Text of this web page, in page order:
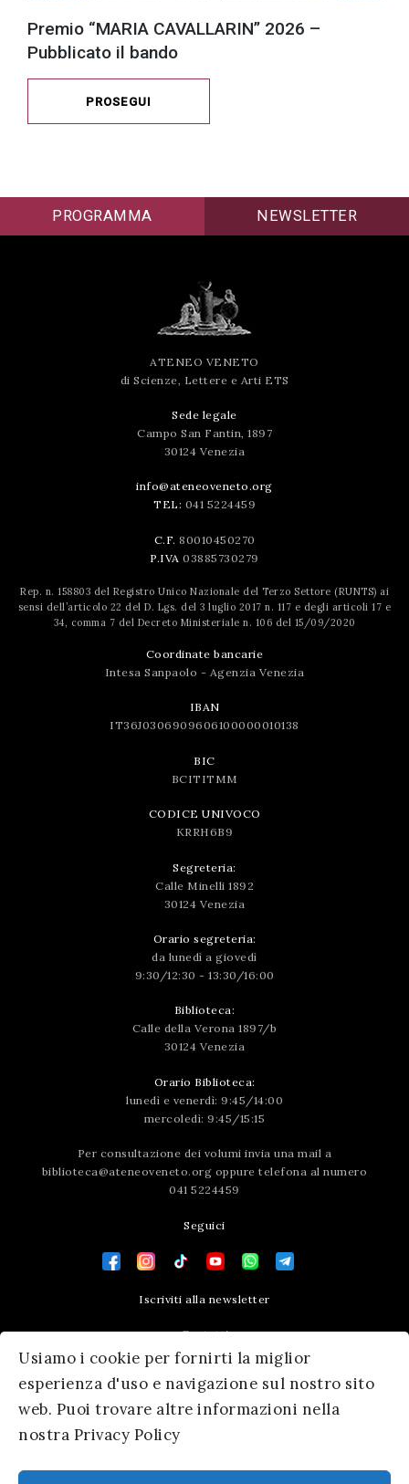
Usiamo i cookie per fornirti la miglior
esperienza d'uso e navigazione sul nostro sito
web. Puoi trovare altre informazioni nella
nostra Privacy Policy
Premio “MARIA CAVALLARIN” 2026 –
Pubblicato il bando
PROSEGUI
PROGRAMMA NEWSLETTER
ATENEO VENETO
di Scienze, Lettere e Arti ETS
Sede legale
Campo San Fantin, 1897
30124 Venezia
info@ateneoveneto.org
TEL: 041 5224459
C.F. 80010450270
P.IVA 03885730279
Rep. n. 158803 del Registro Unico Nazionale del Terzo Settore (RUNTS) ai
sensi dell’articolo 22 del D. Lgs. del 3 luglio 2017 n. 117 e degli articoli 17 e
34, comma 7 del Decreto Ministeriale n. 106 del 15/09/2020
Coordinate bancarie
Intesa Sanpaolo - Agenzia Venezia
IBAN
IT36J0306909606100000010138
BIC
BCITITMM
CODICE UNIVOCO
KRRH6B9
Segreteria:
Calle Minelli 1892
30124 Venezia
Orario segreteria:
da lunedì a giovedì
9:30/12:30 - 13:30/16:00
Biblioteca:
Calle della Verona 1897/b
30124 Venezia
Orario Biblioteca:
lunedì e venerdì: 9:45/14:00
mercoledì: 9:45/15:15
Per consultazione dei volumi invia una mail a
biblioteca@ateneoveneto.org oppure telefona al numero
041 5224459
Seguici
Iscriviti alla newsletter
Contatti